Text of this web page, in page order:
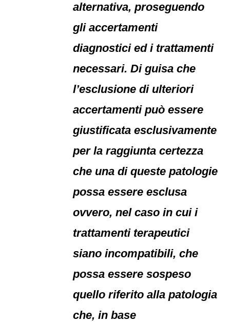
alternativa, proseguendo
gli accertamenti
diagnostici ed i trattamenti
necessari. Di guisa che
l’esclusione di ulteriori
accertamenti può essere
giustificata esclusivamente
per la raggiunta certezza
che una di queste patologie
possa essere esclusa
ovvero, nel caso in cui i
trattamenti terapeutici
siano incompatibili, che
possa essere sospeso
quello riferito alla patologia
che, in base